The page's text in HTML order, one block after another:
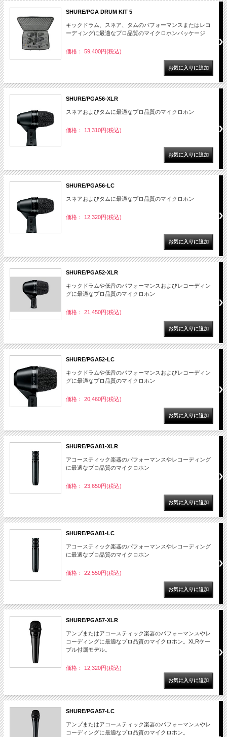
SHURE/PGA DRUM KIT 5
キックドラム、スネア、タムのパフォーマンスまたはレコ
ーディングに最適なプロ品質のマイクロホンパッケージ
価格： 59,400円(税込)
SHURE/PGA56-XLR
スネアおよびタムに最適なプロ品質のマイクロホン
価格： 13,310円(税込)
SHURE/PGA56-LC
スネアおよびタムに最適なプロ品質のマイクロホン
価格： 12,320円(税込)
SHURE/PGA52-XLR
キックドラムや低音のパフォーマンスおよびレコーディン
グに最適なプロ品質のマイクロホン
価格： 21,450円(税込)
SHURE/PGA52-LC
キックドラムや低音のパフォーマンスおよびレコーディン
グに最適なプロ品質のマイクロホン
価格： 20,460円(税込)
SHURE/PGA81-XLR
アコースティック楽器のパフォーマンスやレコーディング
に最適なプロ品質のマイクロホン
価格： 23,650円(税込)
SHURE/PGA81-LC
アコースティック楽器のパフォーマンスやレコーディング
に最適なプロ品質のマイクロホン
価格： 22,550円(税込)
SHURE/PGA57-XLR
アンプまたはアコースティック楽器のパフォーマンスやレ
コーディングに最適なプロ品質のマイクロホン。XLRケー
ブル付属モデル。
価格： 12,320円(税込)
SHURE/PGA57-LC
アンプまたはアコースティック楽器のパフォーマンスやレ
コーディングに最適なプロ品質のマイクロホン。